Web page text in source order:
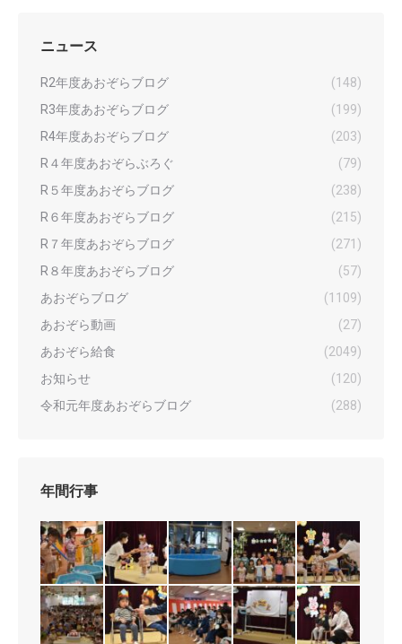
ニュース
R2年度あおぞらブログ
(148)
R3年度あおぞらブログ
(199)
R4年度あおぞらブログ
(203)
R４年度あおぞらぶろぐ
(79)
R５年度あおぞらブログ
(238)
R６年度あおぞらブログ
(215)
R７年度あおぞらブログ
(271)
R８年度あおぞらブログ
(57)
あおぞらブログ
(1109)
あおぞら動画
(27)
あおぞら給食
(2049)
お知らせ
(120)
令和元年度あおぞらブログ
(288)
年間行事